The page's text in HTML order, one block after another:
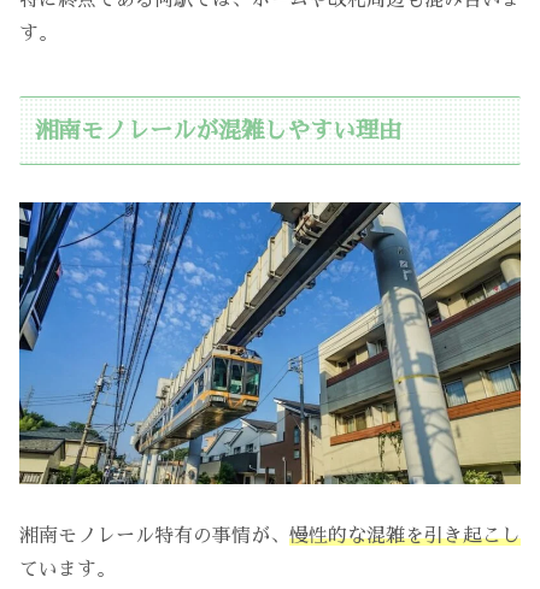
す。
湘南モノレールが混雑しやすい理由
湘南モノレール特有の事情が、 慢性的な混雑を引き起こし
ています。